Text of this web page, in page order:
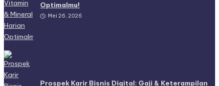
Optimalmu!
Mei 26, 2026
Prospek Karir Bisnis Digital: Gaji & Keterampilan